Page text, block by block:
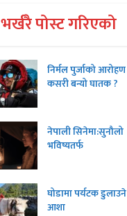
भर्खरै पोस्ट गरिएको
निर्मल पुर्जाको आरोहण
कसरी बन्यो घातक ?
नेपाली सिनेमा:सुनौलो
भविष्यतर्फ
घोडामा पर्यटक डुलाउने
आशा